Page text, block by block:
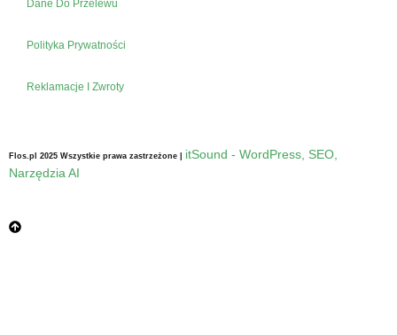
Dane Do Przelewu
Polityka Prywatności
Reklamacje I Zwroty
Flos.pl 2025 Wszystkie prawa zastrzeżone | itSound - WordPress, SEO,
Narzędzia AI